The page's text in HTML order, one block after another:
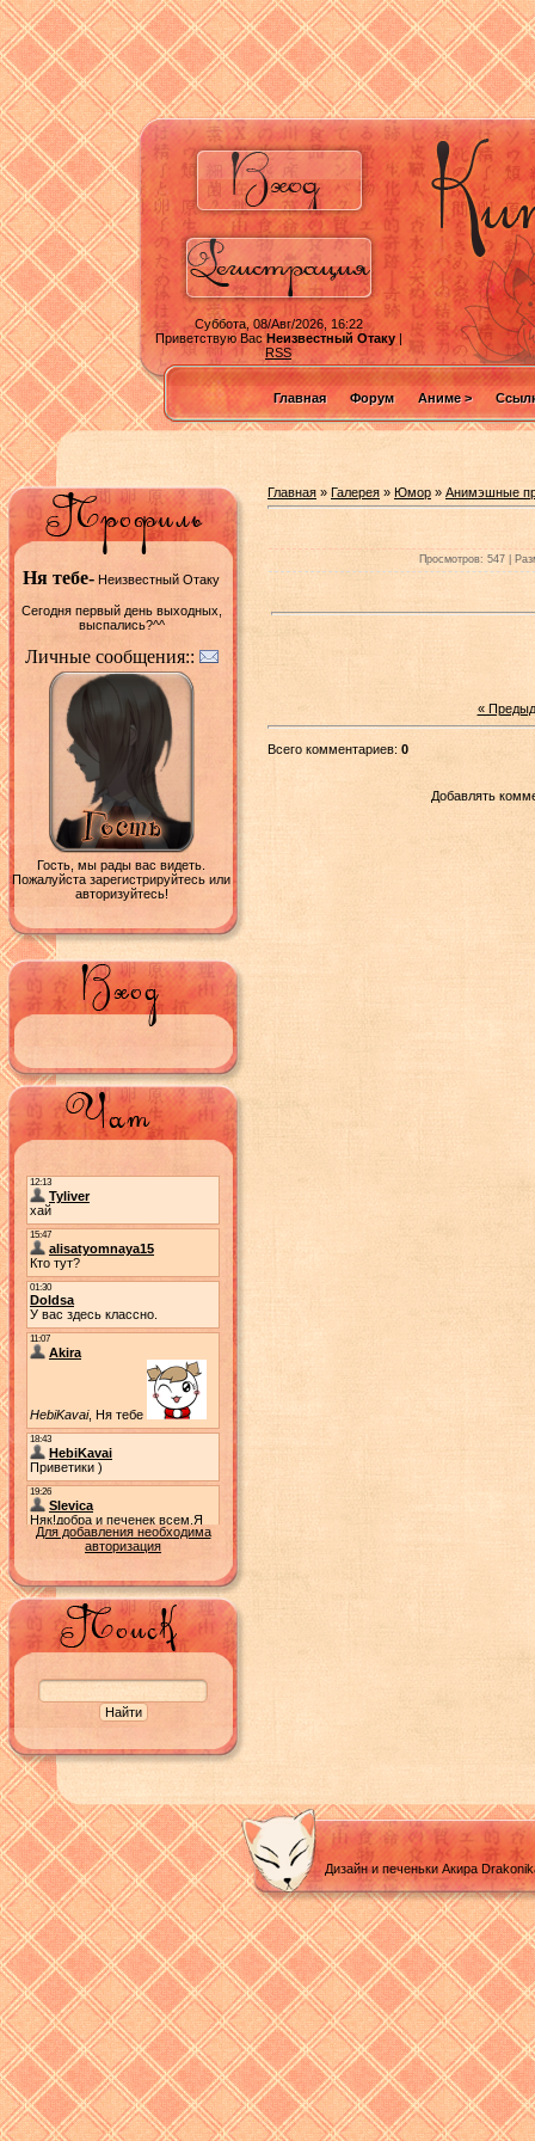
Суббота, 08/Авг/2026, 16:22
Приветствую ВасНеизвестный Отаку|
RSS
Главная Форум Аниме >
Ня тебе- Неизвестный Отаку
Сегодня первый день выходных,
выспались?^^
Личные сообщения::
Гость, мы рады вас видеть.
Пожалуйста зарегистрируйтесь или
авторизуйтесь!
Для добавления необходима
авторизация
Главная » Галерея » Юмор » Анимэшные
Просмотров: 547 |
«
Всего комментариев: 0
Добавлять
Дизайн и печеньки Акира